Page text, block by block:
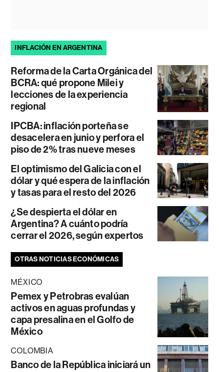
INFLACIÓN EN ARGENTINA
Reforma de la Carta Orgánica del
BCRA: qué propone Milei y
lecciones de la experiencia
regional
IPCBA: inflación porteña se
desacelera en junio y perfora el
piso de 2% tras nueve meses
El optimismo del Galicia con el
dólar y qué espera de la inflación
y tasas para el resto del 2026
¿Se despierta el dólar en
Argentina? A cuánto podría
cerrar el 2026, según expertos
OTRAS NOTICIAS ECONÓMICAS
MÉXICO
Pemex y Petrobras evalúan
activos en aguas profundas y
capa presalina en el Golfo de
México
COLOMBIA
Banco de la República iniciará un